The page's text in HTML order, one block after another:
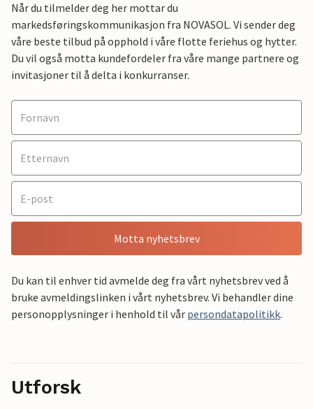
Når du tilmelder deg her mottar du
markedsføringskommunikasjon fra NOVASOL. Vi sender deg
våre beste tilbud på opphold i våre flotte feriehus og hytter.
Du vil også motta kundefordeler fra våre mange partnere og
invitasjoner til å delta i konkurranser.
Motta nyhetsbrev
Du kan til enhver tid avmelde deg fra vårt nyhetsbrev ved å
bruke avmeldingslinken i vårt nyhetsbrev. Vi behandler dine
personopplysninger i henhold til vår persondatapolitikk.
Utforsk